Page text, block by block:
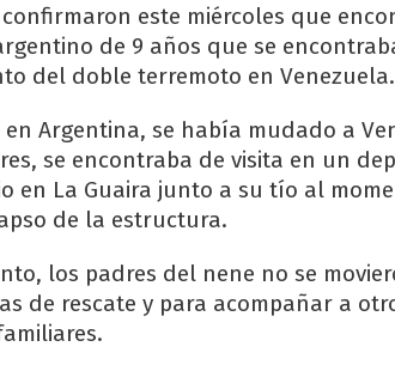
este miércoles que
de 9 años que se
del doble terremoto en Venezuela.
en Argentina, se había mudado a
se encontraba de visita en un
en La Guaira junto a su tío al
de la estructura.
los padres del nene no se
de rescate y para acompañar a